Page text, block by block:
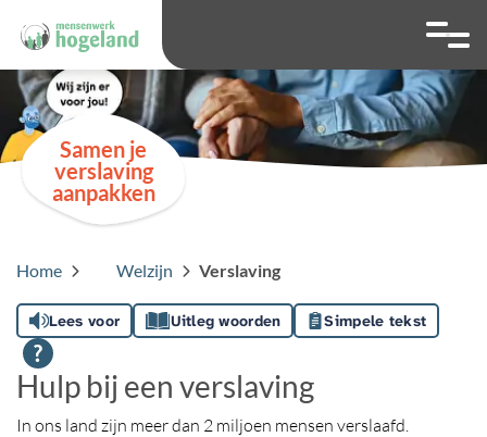
Hoog contrast
Ga naar
Samen je
verslaving
aanpakken
Home Welzijn Verslaving
Lees voor Uitleg woorden Simpele tekst
Hulp bij een verslaving
In ons land zijn meer dan 2 miljoen mensen verslaafd.